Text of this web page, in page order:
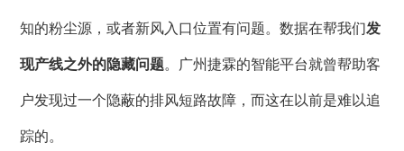
知的粉尘源，或者新风入口位置有问题。数据在帮我们发
现产线之外的隐藏问题。广州捷霖的智能平台就曾帮助客
户发现过一个隐蔽的排风短路故障，而这在以前是难以追
踪的。